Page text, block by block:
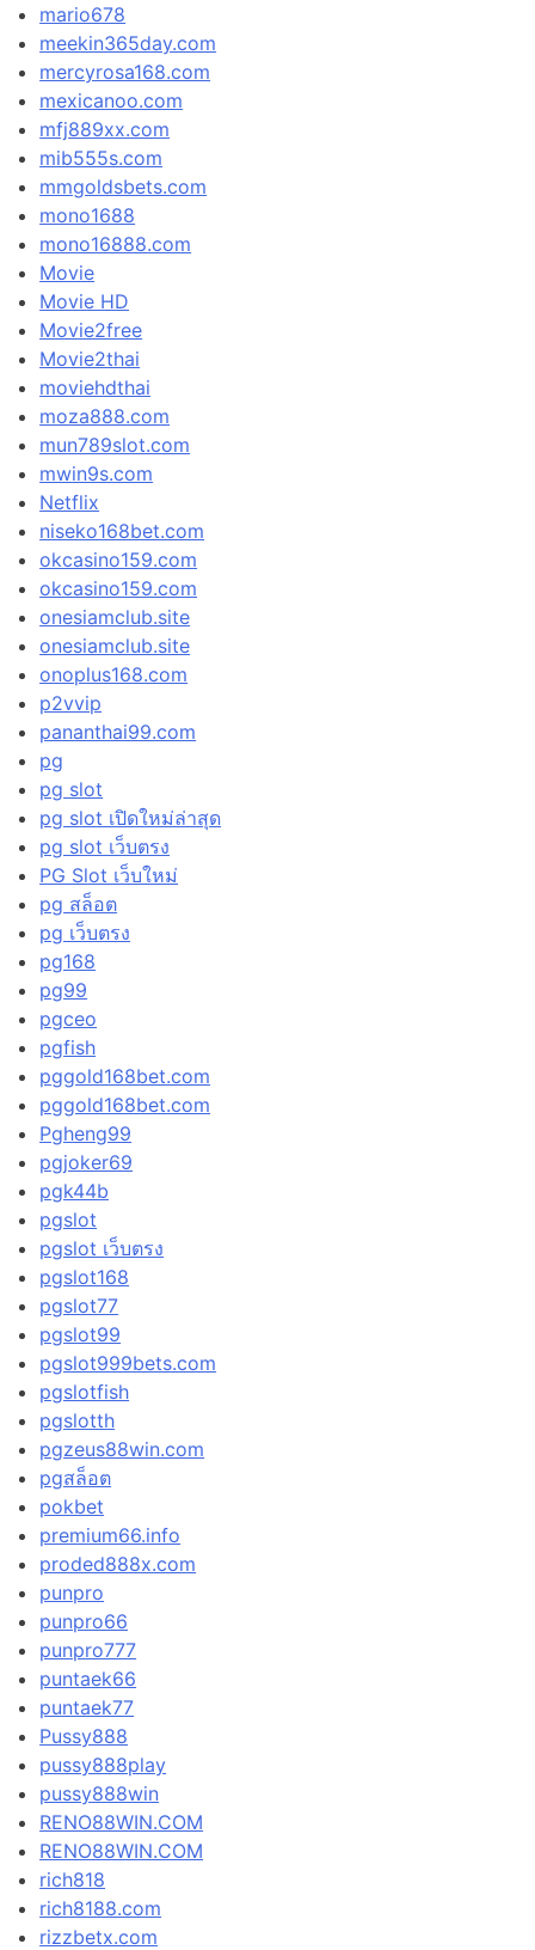
mario678
meekin365day.com
mercyrosa168.com
mexicanoo.com
mfj889xx.com
mib555s.com
mmgoldsbets.com
mono1688
mono16888.com
Movie
Movie HD
Movie2free
Movie2thai
moviehdthai
moza888.com
mun789slot.com
mwin9s.com
Netflix
niseko168bet.com
okcasino159.com
okcasino159.com
onesiamclub.site
onesiamclub.site
onoplus168.com
p2vvip
pananthai99.com
pg
pg slot
pg slot เปิดใหม่ล่าสุด
pg slot เว็บตรง
PG Slot เว็บใหม่
pg สล็อต
pg เว็บตรง
pg168
pg99
pgceo
pgfish
pggold168bet.com
pggold168bet.com
Pgheng99
pgjoker69
pgk44b
pgslot
pgslot เว็บตรง
pgslot168
pgslot77
pgslot99
pgslot999bets.com
pgslotfish
pgslotth
pgzeus88win.com
pgสล็อต
pokbet
premium66.info
proded888x.com
punpro
punpro66
punpro777
puntaek66
puntaek77
Pussy888
pussy888play
pussy888win
RENO88WIN.COM
RENO88WIN.COM
rich818
rich8188.com
rizzbetx.com